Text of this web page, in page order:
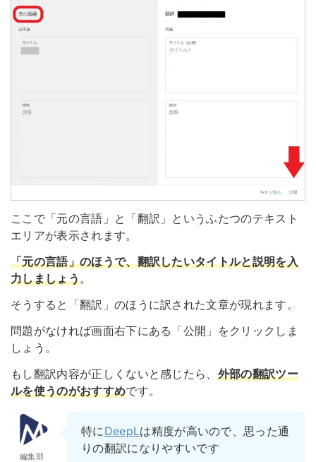
ここで「元の言語」と「翻訳」というふたつのテキスト
エリアが表示されます。
「元の言語」のほうで、翻訳したいタイトルと説明を入
力しましょう。
そうすると「翻訳」のほうに訳された文章が現れます。
問題がなければ画面右下にある「公開」をクリックしま
しょう。
もし翻訳内容が正しくないと感じたら、 外部の翻訳ツー
ルを使うのがおすすめです。
編集部
特に DeepLは精度が高いので、思った通
りの翻訳になりやすいです